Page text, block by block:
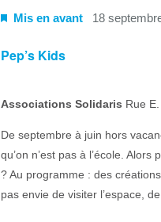
Pep’s Kids
Mis en avant 18
Associations Solidaris Rue
De septembre à juin hors
qu’on n’est pas à l’école.
? Au programme : des
pas envie de visiter l’espace,